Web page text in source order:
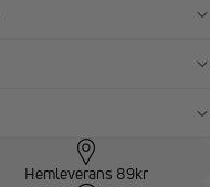
Hemleverans 89kr